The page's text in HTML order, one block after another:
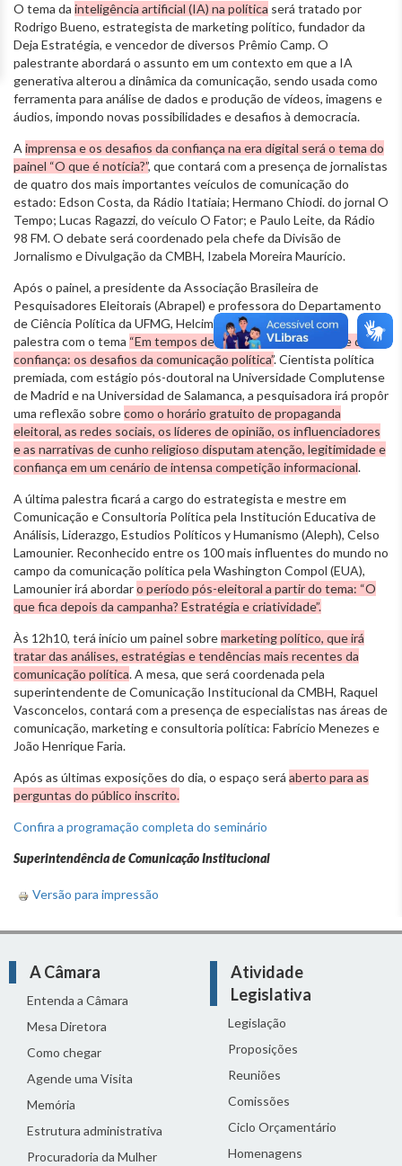
O tema da inteligência artificial (IA) na política será tratado por
Rodrigo Bueno, estrategista de marketing político, fundador da
Deja Estratégia, e vencedor de diversos Prêmio Camp. O
palestrante abordará o assunto em um contexto em que a IA
generativa alterou a dinâmica da comunicação, sendo usada como
ferramenta para análise de dados e produção de vídeos, imagens e
áudios, impondo novas possibilidades e desafios à democracia.
A imprensa e os desafios da confiança na era digital será o tema do
painel “O que é notícia?”, que contará com a presença de jornalistas
de quatro dos mais importantes veículos de comunicação do
estado: Edson Costa, da Rádio Itatiaia; Hermano Chiodi. do jornal O
Tempo; Lucas Ragazzi, do veículo O Fator; e Paulo Leite, da Rádio
98 FM. O debate será coordenado pela chefe da Divisão de
Jornalismo e Divulgação da CMBH, Izabela Moreira Maurício.
Após o painel, a presidente da Associação Brasileira de
Pesquisadores Eleitorais (Abrapel) e professora do Departamento
de Ciência Política da UFMG, Helcimara Telles, apresentará
palestra com o tema “Em tempos de redes, fake news e crise de
confiança: os desafios da comunicação política”. Cientista política
premiada, com estágio pós-doutoral na Universidade Complutense
de Madrid e na Universidad de Salamanca, a pesquisadora irá propôr
uma reflexão sobrecomo o horário gratuito de propaganda
eleitoral, as redes sociais, os líderes de opinião, os influenciadores
e as narrativas de cunho religioso disputam atenção, legitimidade e
confiança em um cenário de intensa competição informacional.
A última palestra ficará a cargo do estrategista e mestre em
Comunicação e Consultoria Política pela Institución Educativa de
Análisis, Liderazgo, Estudios Políticos y Humanismo (Aleph), Celso
Lamounier. Reconhecido entre os 100 mais influentes do mundo no
campo da comunicação política pela Washington Compol (EUA),
Lamounier irá abordaro período pós-eleitoral a partir do tema: “O
que fica depois da campanha? Estratégia e criatividade”.
Às 12h10, terá início um painel sobremarketing político, que irá
tratar das análises, estratégias e tendências mais recentes da
comunicação política. A mesa, que será coordenada pela
superintendente de Comunicação Institucional da CMBH, Raquel
Vasconcelos, contará com a presença de especialistas nas áreas de
comunicação, marketing e consultoria política: Fabrício Menezes e
João Henrique Faria.
Após as últimas exposições do dia, o espaço será aberto para as
perguntas do público inscrito.
Confira a programação completa do seminário
Superintendência de Comunicação Institucional
Versão para impressão
A Câmara
Entenda a Câmara
Mesa Diretora
Como chegar
Agende uma Visita
Memória
Estrutura administrativa
Procuradoria da Mulher
Atividade
Legislativa
Legislação
Proposições
Reuniões
Comissões
Ciclo Orçamentário
Homenagens